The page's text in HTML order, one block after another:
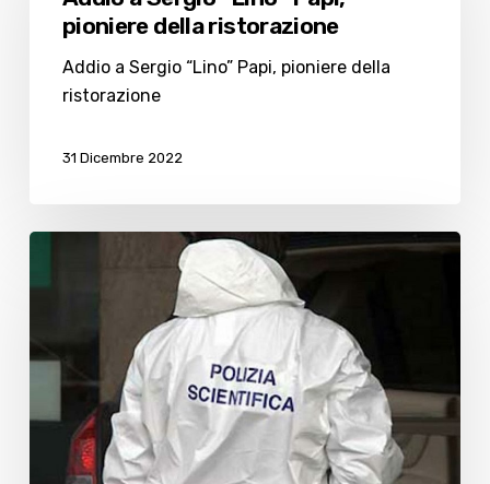
“Lino”
Papi,
pioniere
della
pioniere della ristorazione
Addio a Sergio “Lino” Papi, pioniere della
ristorazione
31 Dicembre 2022
completamente
nudo
le
lucine
natalizie